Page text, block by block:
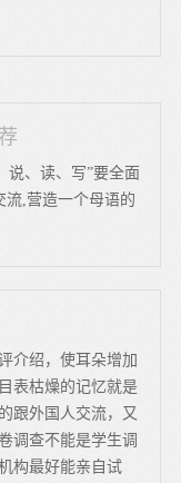
说、读、写”要全面
流,营造一个母语的
介绍，使耳朵增加
表枯燥的记忆就是
跟外国人交流，又
调查不能是学生调
构最好能亲自试